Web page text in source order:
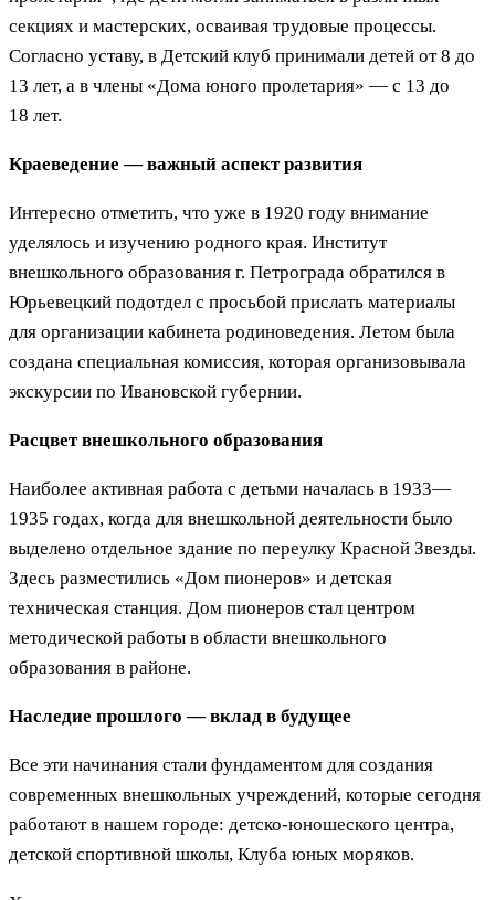
секциях и мастерских, осваивая трудовые процессы.
Согласно уставу, в Детский клуб принимали детей от 8 до
13 лет, а в члены «Дома юного пролетария» — с 13 до
18 лет.
Краеведение — важный аспект развития
Интересно отметить, что уже в 1920 году внимание
уделялось и изучению родного края. Институт
внешкольного образования г. Петрограда обратился в
Юрьевецкий подотдел с просьбой прислать материалы
для организации кабинета родиноведения. Летом была
создана специальная комиссия, которая организовывала
экскурсии по Ивановской губернии.
Расцвет внешкольного образования
Наиболее активная работа с детьми началась в 1933—
1935 годах, когда для внешкольной деятельности было
выделено отдельное здание по переулку Красной Звезды.
Здесь разместились «Дом пионеров» и детская
техническая станция. Дом пионеров стал центром
методической работы в области внешкольного
образования в районе.
Наследие прошлого — вклад в будущее
Все эти начинания стали фундаментом для создания
современных внешкольных учреждений, которые сегодня
работают в нашем городе: детско-юношеского центра,
детской спортивной школы, Клуба юных моряков.